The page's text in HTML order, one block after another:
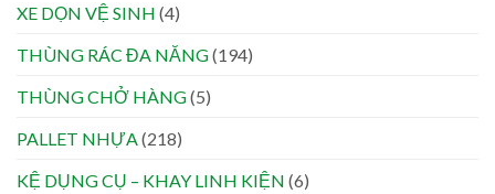
XE DỌN VỆ SINH (4)
THÙNG RÁC ĐA NĂNG(194)
THÙNG CHỞ HÀNG(5)
PALLET NHỰA (218)
KỆ DỤNG CỤ – KHAY LINH KIỆN (6)